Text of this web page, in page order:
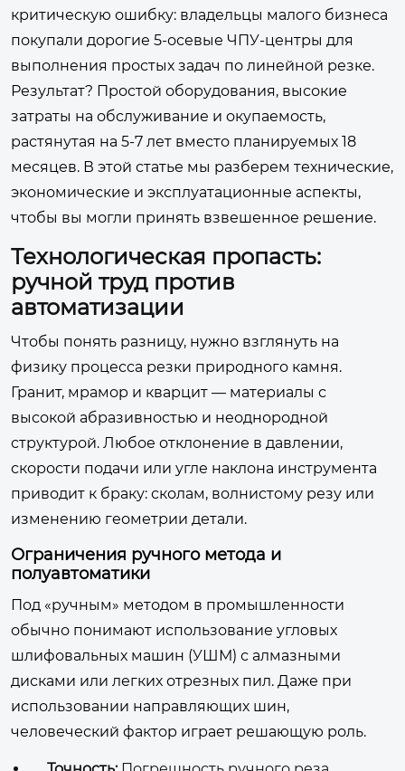
критическую ошибку: владельцы малого бизнеса
покупали дорогие 5-осевые ЧПУ-центры для
выполнения простых задач по линейной резке.
Результат? Простой оборудования, высокие
затраты на обслуживание и окупаемость,
растянутая на 5-7 лет вместо планируемых 18
месяцев. В этой статье мы разберем технические,
экономические и эксплуатационные аспекты,
чтобы вы могли принять взвешенное решение.
Технологическая пропасть:
ручной труд против
автоматизации
Чтобы понять разницу, нужно взглянуть на
физику процесса резки природного камня.
Гранит, мрамор и кварцит — материалы с
высокой абразивностью и неоднородной
структурой. Любое отклонение в давлении,
скорости подачи или угле наклона инструмента
приводит к браку: сколам, волнистому резу или
изменению геометрии детали.
Ограничения ручного метода и
полуавтоматики
Под «ручным» методом в промышленности
обычно понимают использование угловых
шлифовальных машин (УШМ) с алмазными
дисками или легких отрезных пил. Даже при
использовании направляющих шин,
человеческий фактор играет решающую роль.